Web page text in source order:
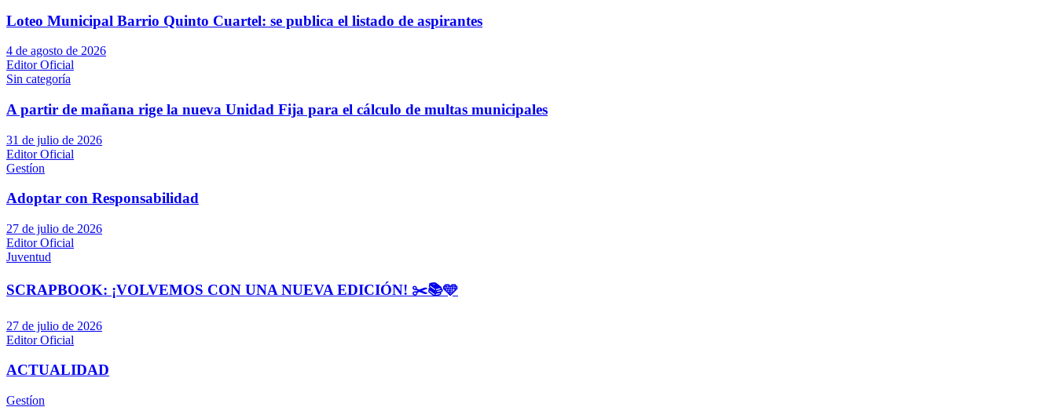
Loteo Municipal Barrio Quinto Cuartel: se publica el listado de aspirantes
4 de agosto de 2026
Editor Oficial
Sin categoría
A partir de mañana rige la nueva Unidad Fija para el cálculo de multas municipales
31 de julio de 2026
Editor Oficial
Gestíon
Adoptar con Responsabilidad
27 de julio de 2026
Editor Oficial
Juventud
SCRAPBOOK: ¡VOLVEMOS CON UNA NUEVA EDICIÓN! ✂️📚🩵
27 de julio de 2026
Editor Oficial
ACTUALIDAD
Gestíon